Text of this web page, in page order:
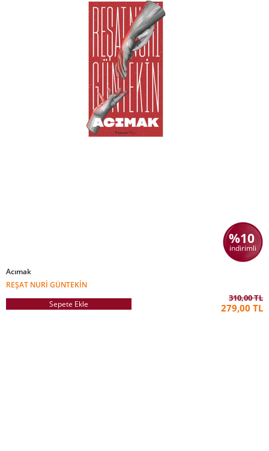
%10
indirimli
Acımak
REŞAT NURI GÜNTEKIN
Sepete Ekle
310,00 TL
279,00 TL